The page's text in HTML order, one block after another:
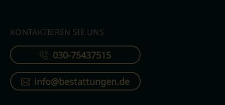
KONTAKTIEREN SIE UNS
030-75437515
info@bestattungen.de